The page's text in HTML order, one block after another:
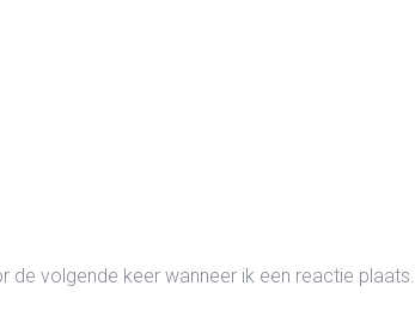
de volgende keer wanneer ik een reactie plaats.